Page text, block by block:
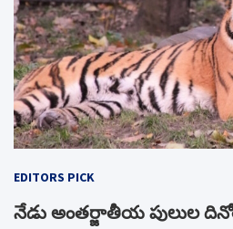
EDITORS PICK
నేడు అంతర్జాతీయ పులుల